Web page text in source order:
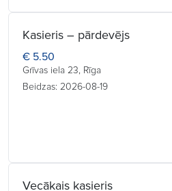
Kasieris – pārdevējs
€ 5.50
Grīvas iela 23, Rīga
Beidzas: 2026-08-19
Vecākais kasieris